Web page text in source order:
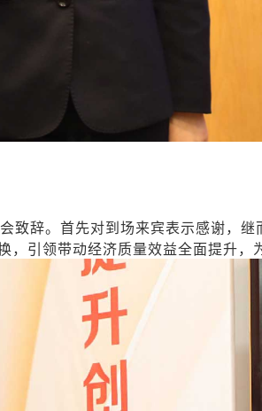
辞。首先对到场来宾表示感谢，
引领带动经济质量效益全面提升